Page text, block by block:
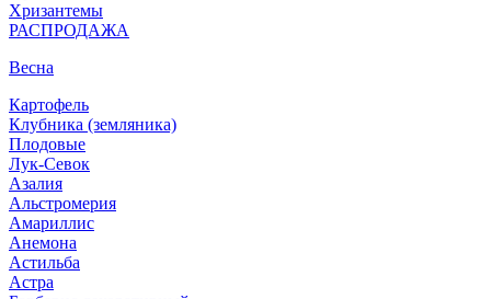
Хризантемы
РАСПРОДАЖА
Весна
Картофель
Клубника (земляника)
Плодовые
Лук-Севок
Азалия
Альстромерия
Амариллис
Анемона
Астильба
Астра